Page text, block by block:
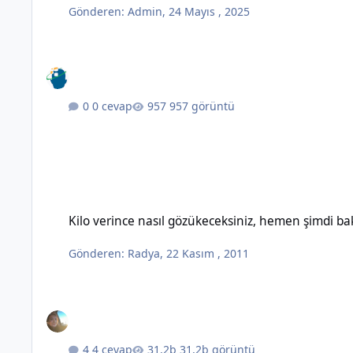
Gönderen:Admin,24 Mayıs , 2025
0 cevap 957 görüntü
Kilo verince nasıl gözükeceksiniz, hemen şimdi
Gönderen: Radya,22 Kasım , 2011
4 cevap 31,2b görüntü